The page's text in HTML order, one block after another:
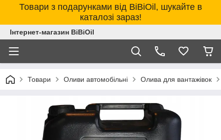
Товари з подарунками від BiBiOil, шукайте в
каталозі зараз!
Інтернет-магазин BiBiOil
Товари Оливи автомобільні Олива для вантажівок